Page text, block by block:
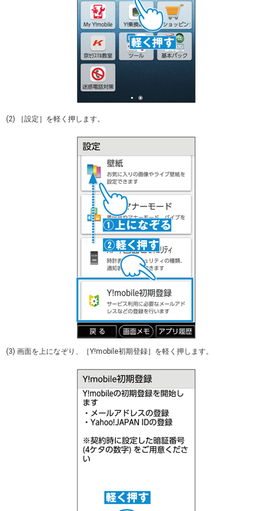
(2) ［設定］を軽く押します。
(3) 画面を上になぞり、［Y!mobile初期登録］を軽く押します。